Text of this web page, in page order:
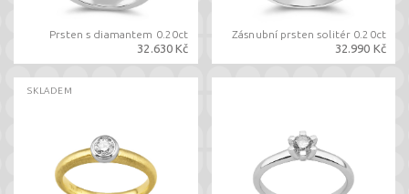
Prsten s diamantem 0.20ct
32.630 Kč
Zásnubní prsten solitér 0.20ct
32.990 Kč
SKLADEM